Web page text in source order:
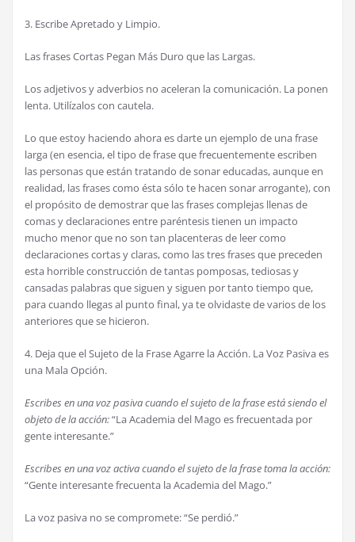
3. Escribe Apretado y Limpio.
Las frases Cortas Pegan Más Duro que las Largas.
Los adjetivos y adverbios no aceleran la comunicación. La ponen
lenta. Utilízalos con cautela.
Lo que estoy haciendo ahora es darte un ejemplo de una frase
larga (en esencia, el tipo de frase que frecuentemente escriben
las personas que están tratando de sonar educadas, aunque en
realidad, las frases como ésta sólo te hacen sonar arrogante), con
el propósito de demostrar que las frases complejas llenas de
comas y declaraciones entre paréntesis tienen un impacto
mucho menor que no son tan placenteras de leer como
declaraciones cortas y claras, como las tres frases que preceden
esta horrible construcción de tantas pomposas, tediosas y
cansadas palabras que siguen y siguen por tanto tiempo que,
para cuando llegas al punto final, ya te olvidaste de varios de los
anteriores que se hicieron.
4. Deja que el Sujeto de la Frase Agarre la Acción. La Voz Pasiva es
una Mala Opción.
Escribes en una voz pasiva cuando el sujeto de la frase está siendo el
objeto de la acción:“La Academia del Mago es frecuentada por
gente interesante.”
Escribes en una voz activa cuando el sujeto de la frase toma la acción:
“Gente interesante frecuenta la Academia del Mago.”
La voz pasiva no se compromete: “Se perdió.”